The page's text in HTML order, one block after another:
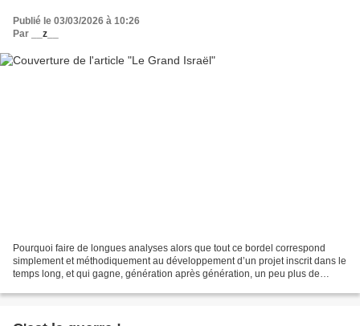
Publié le 03/03/2026 à 10:26
Par
__z__
Pourquoi faire de longues analyses alors que tout ce bordel correspond
simplement et méthodiquement au développement d’un projet inscrit dans le
temps long, et qui gagne, génération après génération, un peu plus de